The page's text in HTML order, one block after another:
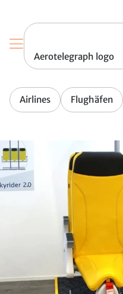
Aerotelegraph logo
Airlines Flughäfen